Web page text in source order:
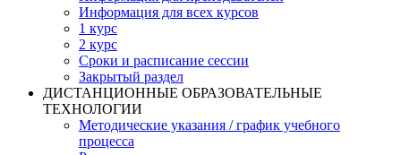
Информация для всех курсов
1 курс
2 курс
Сроки и расписание сессии
Закрытый раздел
ДИСТАНЦИОННЫЕ ОБРАЗОВАТЕЛЬНЫЕ
ТЕХНОЛОГИИ
Методические указания / график учебного
процесса